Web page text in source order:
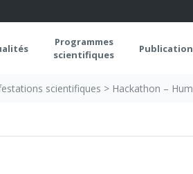
Programmes
scientifiques
scientifiques > Hackathon –